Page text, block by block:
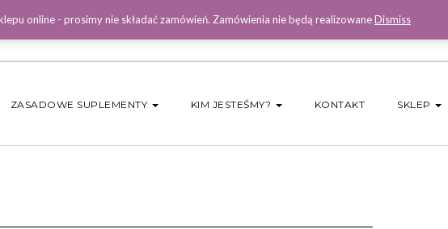
ZASADOWE SUPLEMENTY KIM JESTEŚMY? KONTAKT SKLEP
online - prosimy nie składać zamówień. Zamówienia nie będą realizowaneDismiss